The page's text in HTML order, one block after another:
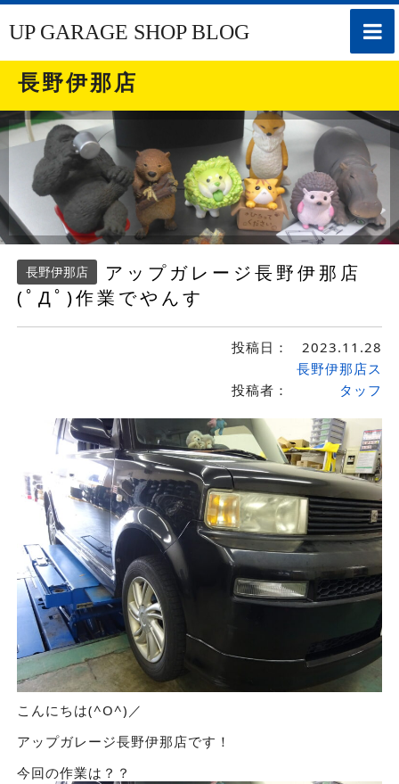
toggle
UP GARAGE SHOP BLOG
長野伊那店
長野伊那店
アップガレージ長野伊那店
(ﾟДﾟ)作業でやんす
投稿日： 2023.11.28
投稿者：
長野伊那店ス
タッフ
こんにちは(^O^)／
アップガレージ長野伊那店です！
今回の作業は？？